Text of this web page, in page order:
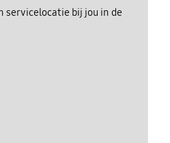
servicelocatie bij jou in de